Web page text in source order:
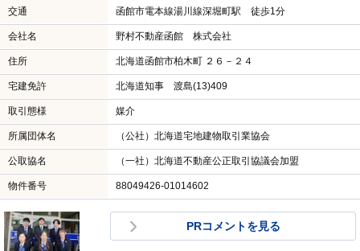
交通 函館市電本線湯川線深堀町駅 徒歩1分
会社名 野村不動産函館 株式会社
住所 北海道函館市柏木町 ２６－２４
宅建免許 北海道知事 渡島(13)409
取引態様 媒介
所属団体名 （公社）北海道宅地建物取引業協会
公取協名 （一社）北海道不動産公正取引協議会加盟
物件番号 88049426-01014602
PRコメントを見る